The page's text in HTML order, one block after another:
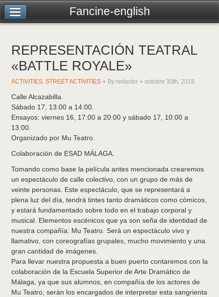
Fancine-english
REPRESENTACIÓN TEATRAL
«BATTLE ROYALE»
ACTIVITIES, STREET ACTIVITIES By redactor octubre 30th, 2018
Calle Alcazabilla.
Sábado 17, 13:00 a 14:00.
Ensayos: viernes 16, 17:00 a 20:00 y sábado 17, 10:00 a
13:00.
Organizado por Mu Teatro.
Colaboración de ESAD MÁLAGA.
Tomando como base la película antes mencionada crearemos
un espectáculo de calle colectivo, con un grupo de más de
veinte personas. Este espectáculo, que se representará a
plena luz del día, tendrá tintes tanto dramáticos como cómicos,
y estará fundamentado sobre todo en el trabajo corporal y
musical. Elementos escénicos que ya son seña de identidad de
nuestra compañía: Mu Teatro. Será un espectáculo vivo y
llamativo, con coreografías grupales, mucho movimiento y una
gran cantidad de imágenes.
Para llevar nuestra propuesta a buen puerto contaremos con la
colaboración de la Escuela Superior de Arte Dramático de
Málaga, ya que sus alumnos, en compañía de los actores de
Mu Teatro, serán los encargados de interpretar esta sangrienta